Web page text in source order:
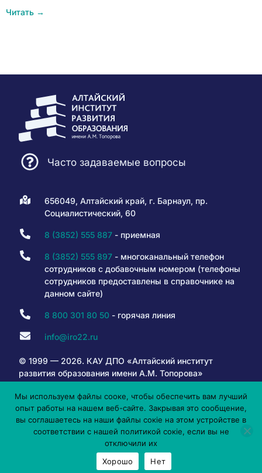
Читать →
Часто задаваемые вопросы
656049, Алтайский край, г. Барнаул, пр.
Социалистический, 60
8 (3852) 555 887- приемная
8 (3852) 555 897- многоканальный телефон
сотрудников с добавочным номером (телефоны
сотрудников предоставлены в справочнике на
данном сайте)
8 800 301 80 50- горячая линия
info@iro22.ru
© 1999 — 2026. КАУ ДПО «Алтайский институт
развития образования имени А.М. Топорова»
6+
Мы используем файлы сооке, чтобы обеспечить вам лучший
опыт работы на нашем веб-сайте. Закрывая это сообщение,
вы соглашаетесь на наши файлы сокіе на этом устройстве в
соответствии с нашей политикой сокіе, если вы не
отключили их
Хорошо
Нет